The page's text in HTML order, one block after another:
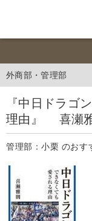
外商部・管理部
『中日ドラゴ
理由』 喜瀬
管理部：小栗 のおす